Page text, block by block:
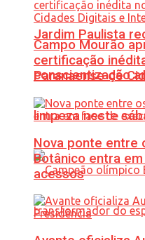
Jardim Paulista
conscientização
limpeza neste
Campo Mourão
certificação
Paranaense de
Nova ponte entre
Botânico entra
acessos